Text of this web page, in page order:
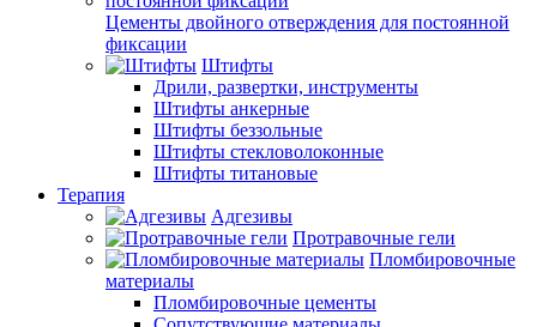
Цементы двойного отверждения для постоянной
фиксации
Штифты
Дрили, развертки, инструменты
Штифты анкерные
Штифты беззольные
Штифты стекловолоконные
Штифты титановые
Терапия
Адгезивы
Протравочные гели
Пломбировочные
материалы
Пломбировочные цементы